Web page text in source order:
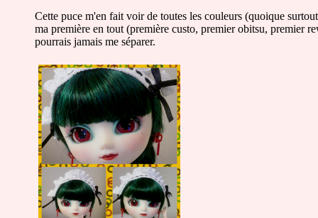
Cette puce m'en fait voir de toutes les couleurs (quoique
ma première en tout (première custo, premier obitsu, premier
pourrais jamais me séparer.